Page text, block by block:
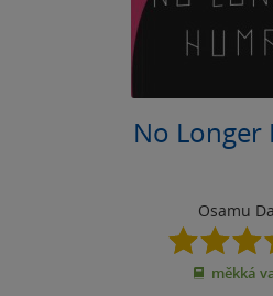
No Longer
Osamu
4.5
z
5
měkká